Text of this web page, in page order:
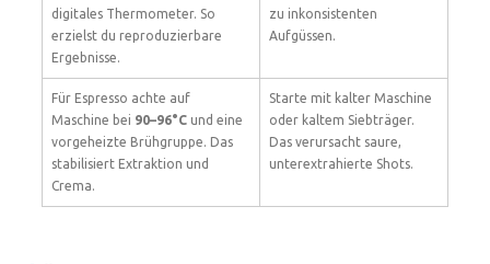
digitales Thermometer. So
erzielst du reproduzierbare
Ergebnisse.
zu inkonsistenten
Aufgüssen.
Für Espresso achte auf
Maschine bei 90–96°C und eine
vorgeheizte Brühgruppe. Das
stabilisiert Extraktion und
Crema.
Starte mit kalter Maschine
oder kaltem Siebträger.
Das verursacht saure,
unterextrahierte Shots.